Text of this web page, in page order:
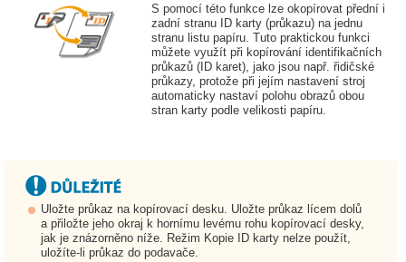
S pomocí této funkce lze okopírovat přední i
zadní stranu ID karty (průkazu) na jednu
stranu listu papíru. Tuto praktickou funkci
můžete využít při kopírování identifikačních
průkazů (ID karet), jako jsou např. řidičské
průkazy, protože při jejím nastavení stroj
automaticky nastaví polohu obrazů obou
stran karty podle velikosti papíru.
Uložte průkaz na kopírovací desku. Uložte průkaz lícem dolů
a přiložte jeho okraj k hornímu levému rohu kopírovací desky,
jak je znázorněno níže. Režim Kopie ID karty nelze použít,
uložíte-li průkaz do podavače.